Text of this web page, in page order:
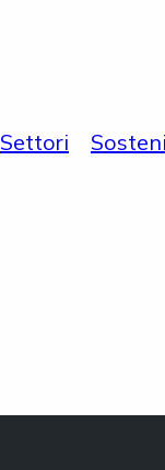
Settori